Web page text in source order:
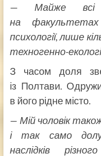
— Майже всі
на
психології, лише
техногенно-
З часом доля
із Полтави.
в його рідне місто.
— Мій чоловік
і так само
наслідків